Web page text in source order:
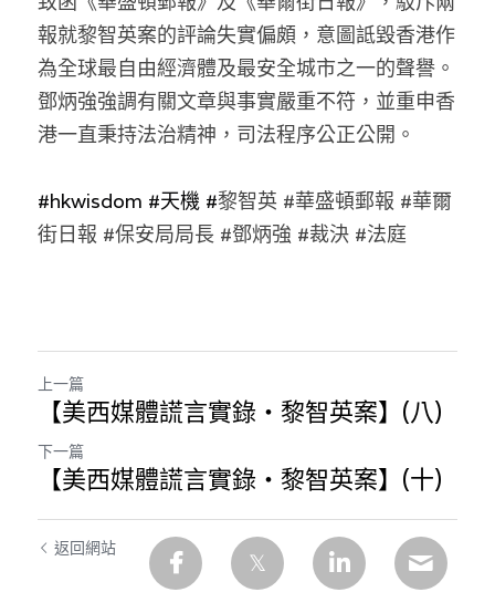
極端暴恐實錄
招國偉專欄
高松傑專欄
林伯強專欄
趙處機專欄
曾子晴 - 晴深直說
陳貴春大律師專欄
陳子遷律師專欄
羅浚軒專欄
35+顛覆案
花生仔漫畫週記
商戶合作
支持讚助
條款及細則
繁體中文
English
報就黎智英案的評論失實偏頗，意圖詆毀香港作
為全球最自由經濟體及最安全城市之一的聲譽。
鄧炳強強調有關文章與事實嚴重不符，並重申香
港一直秉持法治精神，司法程序公正公開。
#hkwisdom #天機 #黎智英 #華盛頓郵報 #華爾
街日報 #保安局局長 #鄧炳強 #裁決 #法庭
上一篇
【美西媒體謊言實錄‧黎智英案】(八)
下一篇
【美西媒體謊言實錄‧黎智英案】(十)
返回網站